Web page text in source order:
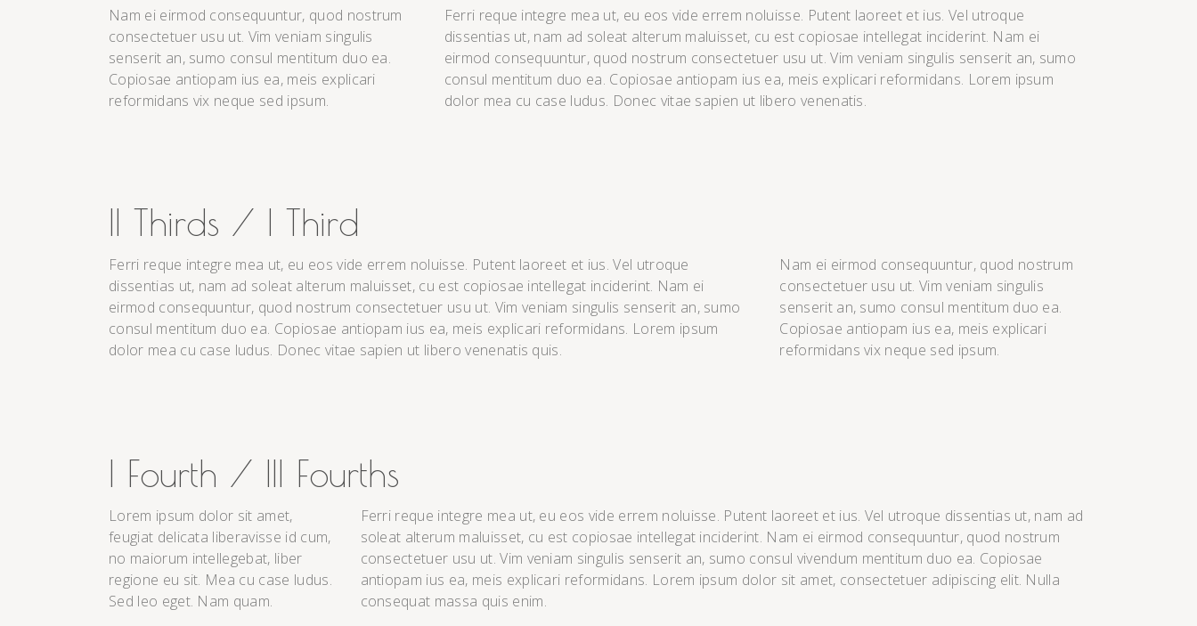
Nam ei eirmod consequuntur, quod nostrum
consectetuer usu ut. Vim veniam singulis
senserit an, sumo consul mentitum duo ea.
Copiosae antiopam ius ea, meis explicari
reformidans vix neque sed ipsum.
Ferri reque integre mea ut, eu eos vide errem noluisse. Putent laoreet et ius. Vel utroque
dissentias ut, nam ad soleat alterum maluisset, cu est copiosae intellegat inciderint. Nam ei
eirmod consequuntur, quod nostrum consectetuer usu ut. Vim veniam singulis senserit an, sumo
consul mentitum duo ea. Copiosae antiopam ius ea, meis explicari reformidans. Lorem ipsum
dolor mea cu case ludus. Donec vitae sapien ut libero venenatis.
II Thirds / I Third
Ferri reque integre mea ut, eu eos vide errem noluisse. Putent laoreet et ius. Vel utroque
dissentias ut, nam ad soleat alterum maluisset, cu est copiosae intellegat inciderint. Nam ei
eirmod consequuntur, quod nostrum consectetuer usu ut. Vim veniam singulis senserit an, sumo
consul mentitum duo ea. Copiosae antiopam ius ea, meis explicari reformidans. Lorem ipsum
dolor mea cu case ludus. Donec vitae sapien ut libero venenatis quis.
Nam ei eirmod consequuntur, quod nostrum
consectetuer usu ut. Vim veniam singulis
senserit an, sumo consul mentitum duo ea.
Copiosae antiopam ius ea, meis explicari
reformidans vix neque sed ipsum.
I Fourth / III Fourths
Lorem ipsum dolor sit amet,
feugiat delicata liberavisse id cum,
no maiorum intellegebat, liber
regione eu sit. Mea cu case ludus.
Sed leo eget. Nam quam.
Ferri reque integre mea ut, eu eos vide errem noluisse. Putent laoreet et ius. Vel utroque dissentias ut, nam ad
soleat alterum maluisset, cu est copiosae intellegat inciderint. Nam ei eirmod consequuntur, quod nostrum
consectetuer usu ut. Vim veniam singulis senserit an, sumo consul vivendum mentitum duo ea. Copiosae
antiopam ius ea, meis explicari reformidans. Lorem ipsum dolor sit amet, consectetuer adipiscing elit. Nulla
consequat massa quis enim.